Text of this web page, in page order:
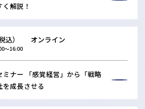
解説！
込） オンライン
〜16:00
ミナー 「感覚経営」から「戦略
を成長させる